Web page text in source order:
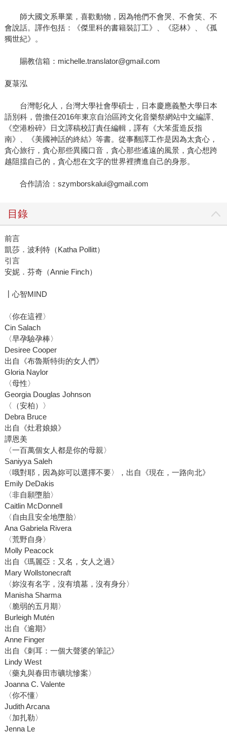
師大國文系畢業，喜歡動物，因為牠們不會哭、不會笑、不
會說話。譯作包括：《傑里科的書籍裝訂工》、《惡林》、《孤
獨世紀》。
賜教信箱：michelle.translator@gmail.com
夏菉泓
台灣彰化人，台灣大學社會學碩士，日本慶應義塾大學日本
語別科，曾擔任2016年東京自治區跨文化音樂祭網站中文編譯、
《空港粉碎》日文譯稿校訂責任編輯，譯有《大笨蛋造反指
南》、《美國神話的終結》等書。從事翻譯工作是因為太貪心，
貪心旅行，貪心那些異國口音，貪心那些遙遠的風景，貪心想跨
越阻擋自己的，貪心想在文字的世界裡擠進自己的身形。
合作請洽：szymborskalui@gmail.com
目錄
前言
凱莎．波利特（Katha Pollitt）
引言
安妮．芬奇（Annie Finch）
┃心智MIND
〈你在這裡〉
Cin Salach
〈早孕驗孕棒〉
Desiree Cooper
出自《布魯斯特街的女人們》
Gloria Naylor
〈母性〉
Georgia Douglas Johnson
〈（安柏）〉
Debra Bruce
出自《灶君娘娘》
譚恩美
〈一百萬個女人都是你的母親〉
Saniyya Saleh
〈哦對耶，因為妳可以選擇不要〉，出自《現在，一路向北》
Emily DeDakis
〈非自願墮胎〉
Caitlin McDonnell
〈自由且安全地墮胎〉
Ana Gabriela Rivera
〈荒野自身〉
Molly Peacock
出自《瑪麗亞：又名，女人之過》
Mary Wollstonecraft
〈妳沒有名字，沒有墳墓，沒有身分〉
Manisha Sharma
〈脆弱的五月期〉
Burleigh Mutén
出自《逾期》
Anne Finger
出自《刺耳：一個大聲婆的筆記》
Lindy West
〈藥丸與春田市礦坑慘案〉
Joanna C. Valente
〈你不懂〉
Judith Arcana
〈加扎勒〉
Jenna Le